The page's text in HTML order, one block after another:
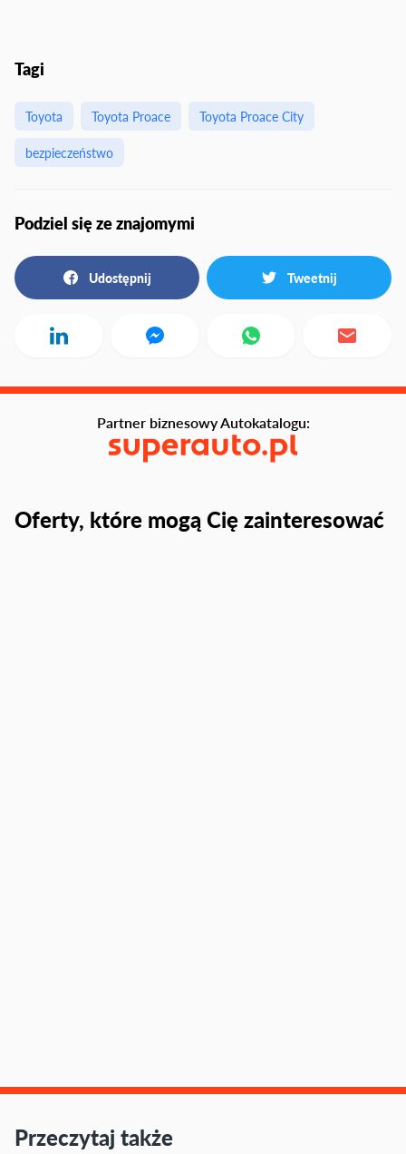
Tagi
Toyota Toyota Proace
Toyota Proace City
bezpieczeństwo
Podziel się ze znajomymi
Udostępnij Tweetnij
Oferty, które mogą Cię zainteresować
Partner biznesowy Autokatalogu:
Przeczytaj także